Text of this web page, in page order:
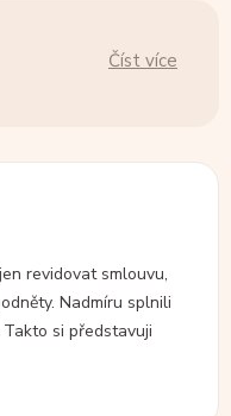
Číst více
revidovat smlouvu,
Nadmíru splnili
si představuji